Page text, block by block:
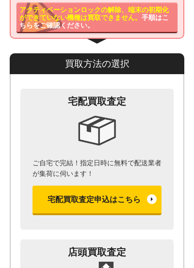
アクティベーションロックの解除、端末の初期化
ができていない機種は買取できません。手順はこ
ちらをご確認ください。
買取方法の選択
宅配買取査定
ご自宅で完結！指定日時に無料で配送業者
が集荷に伺います！
宅配買取査定申込はこちら
店頭買取査定